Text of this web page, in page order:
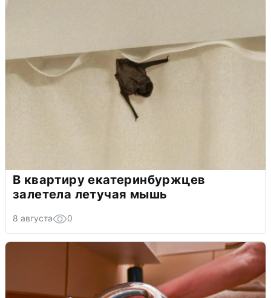
В квартиру екатеринбуржцев
залетела летучая мышь
8 августа 0